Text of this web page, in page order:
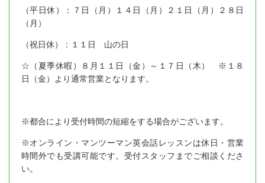
（平日休）：７日（月）１４日（月）２１日（月）２８日
（月）
（祝日休）：１１日 山の日
☆（夏季休暇）８月１１日（金）～１７日（木） ※１８
日（金）より通常営業となります。
※都合により受付時間の短縮をする場合がございます。
※オンライン・マンツーマン英会話レッスンは休日・営業
時間外でも受講可能です。受付スタッフまでご相談くださ
い。